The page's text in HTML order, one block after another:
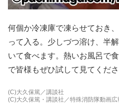
何個か冷凍庫で凍らせておき
って入る。少しづつ溶け、半
いて食べます。熱いお風呂で
で皆様もぜひ試して見てくだ
(C)大久保篤／講談社
(C)大久保篤・講談社／特殊消防隊動画広